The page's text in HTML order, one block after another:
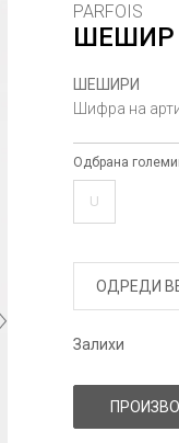
PARFOIS
ШЕШИР
ШЕШИРИ
Шифра на
Одбрана
U
ОДРЕДИ
Залихи